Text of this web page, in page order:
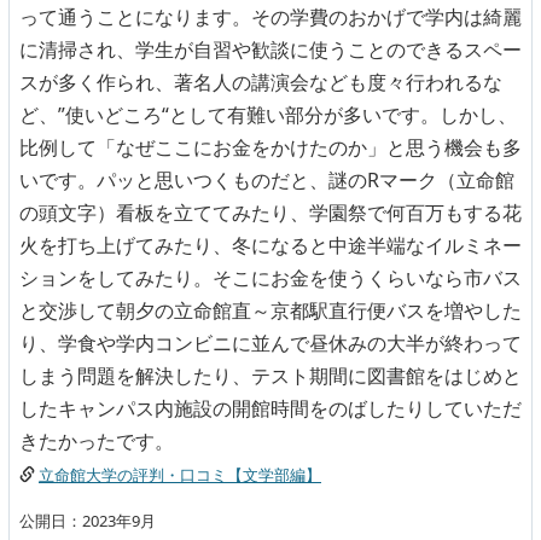
って通うことになります。その学費のおかげで学内は綺麗
に清掃され、学生が自習や歓談に使うことのできるスペー
スが多く作られ、著名人の講演会なども度々行われるな
ど、”使いどころ“として有難い部分が多いです。しかし、
比例して「なぜここにお金をかけたのか」と思う機会も多
いです。パッと思いつくものだと、謎のRマーク（立命館
の頭文字）看板を立ててみたり、学園祭で何百万もする花
火を打ち上げてみたり、冬になると中途半端なイルミネー
ションをしてみたり。そこにお金を使うくらいなら市バス
と交渉して朝夕の立命館直～京都駅直行便バスを増やした
り、学食や学内コンビニに並んで昼休みの大半が終わって
しまう問題を解決したり、テスト期間に図書館をはじめと
したキャンパス内施設の開館時間をのばしたりしていただ
きたかったです。
立命館大学の評判・口コミ【文学部編】
公開日：2023年9月